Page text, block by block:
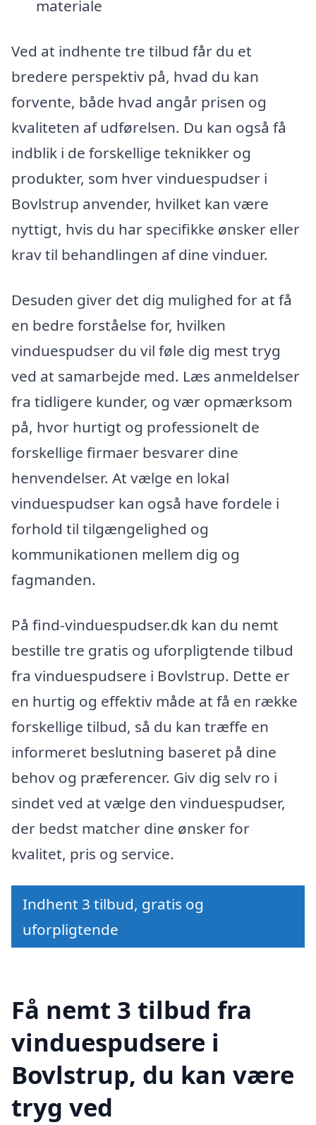
materiale
Ved at indhente tre tilbud får du et
bredere perspektiv på, hvad du kan
forvente, både hvad angår prisen og
kvaliteten af udførelsen. Du kan også få
indblik i de forskellige teknikker og
produkter, som hver vinduespudser i
Bovlstrup anvender, hvilket kan være
nyttigt, hvis du har specifikke ønsker eller
krav til behandlingen af dine vinduer.
Desuden giver det dig mulighed for at få
en bedre forståelse for, hvilken
vinduespudser du vil føle dig mest tryg
ved at samarbejde med. Læs anmeldelser
fra tidligere kunder, og vær opmærksom
på, hvor hurtigt og professionelt de
forskellige firmaer besvarer dine
henvendelser. At vælge en lokal
vinduespudser kan også have fordele i
forhold til tilgængelighed og
kommunikationen mellem dig og
fagmanden.
På find-vinduespudser.dk kan du nemt
bestille tre gratis og uforpligtende tilbud
fra vinduespudsere i Bovlstrup. Dette er
en hurtig og effektiv måde at få en række
forskellige tilbud, så du kan træffe en
informeret beslutning baseret på dine
behov og præferencer. Giv dig selv ro i
sindet ved at vælge den vinduespudser,
der bedst matcher dine ønsker for
kvalitet, pris og service.
Indhent 3 tilbud, gratis og
uforpligtende
Få nemt 3 tilbud fra
vinduespudsere i
Bovlstrup, du kan være
tryg ved